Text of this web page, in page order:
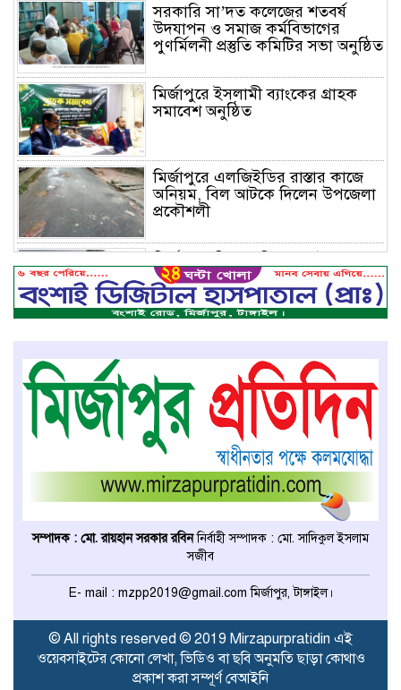
সরকারি সা’দত কলেজের শতবর্ষ
উদযাপন ও সমাজ কর্মবিভাগের
পুণর্মিলনী প্রস্তুতি কমিটির সভা অনুষ্ঠিত
মির্জাপুরে ইসলামী ব্যাংকের গ্রাহক
সমাবেশ অনুষ্ঠিত
মির্জাপুরে এলজিইডির রাস্তার কাজে
অনিয়ম, বিল আটকে দিলেন উপজেলা
প্রকৌশলী
দুয়ারি জাল ধ্বংস
মির্জাপুরে বহুরিয়া সরকারি প্রাথমিক
বিদ্যালয়ের ম্যানেজিং কমিটি গঠন
মির্জাপুরে ধান ভিজে যাওয়াকে কেন্দ্র
করে ছোট ভাইয়ের হামলায় বড় ভাই
নিহত
ঢাকা মেডিকেল কলেজের মেডিসিন
বিভাগের অধ্যাপকের দায়িত্ব পেলেন
টাঙ্গাইলের ডা. আজিজ
মির্জাপুরে উৎসবমুখর পরিবেশে
সম্পাদক : মো. রায়হান সরকার রবিননির্বাহী সম্পাদক : মো. সাদিকুল ইসলাম
সজীব
E- mail : mzpp2019@gmail.com মির্জাপুর, টাঙ্গাইল।
© All rights reserved © 2019 Mirzapurpratidin এই
ওয়েবসাইটের কোনো লেখা, ভিডিও বা ছবি অনুমতি ছাড়া কোথাও
প্রকাশ করা সম্পূর্ণ বেআইনি